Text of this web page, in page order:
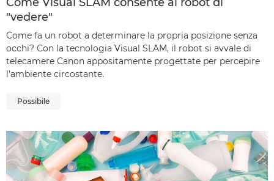
"vedere"
Come fa un robot a determinare la propria posizione senza
occhi? Con la tecnologia Visual SLAM, il robot si avvale di
telecamere Canon appositamente progettate per percepire
l'ambiente circostante.
Possibile